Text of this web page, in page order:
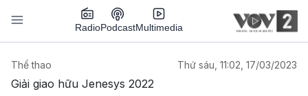
Nhảy đến nội dung
RadioPodcastMultimedia
Thể thao Thứ sáu, 11:02, 17/03/2023
Giải giao hữu Jenesys 2022